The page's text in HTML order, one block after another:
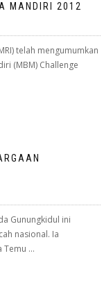
MANDIRI 2012
telah mengumumkan
(MBM) Challenge
Gunungkidul ini
nasional. Ia
...